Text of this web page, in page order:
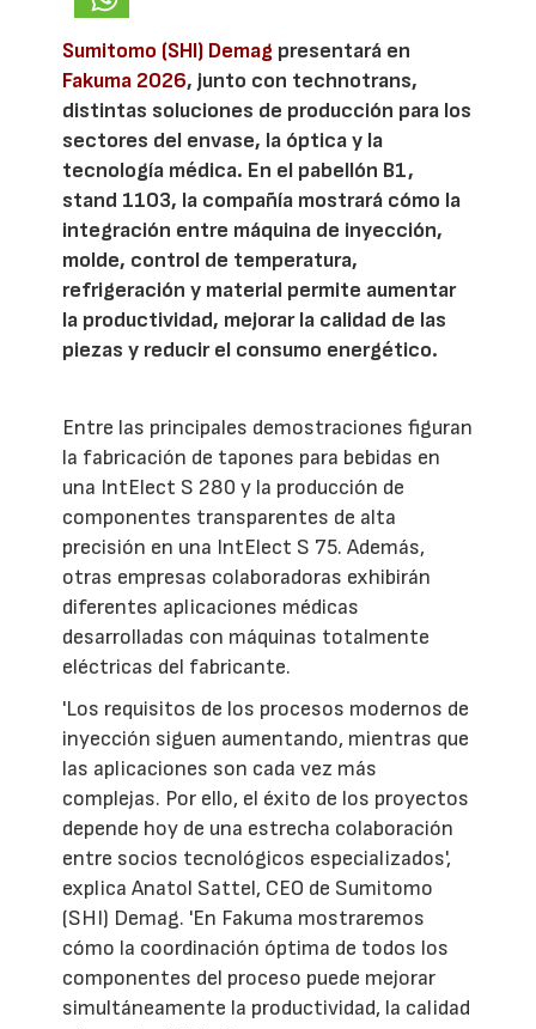
Sumitomo (SHI) Demag presentará en
Fakuma 2026, junto con technotrans,
distintas soluciones de producción para los
sectores del envase, la óptica y la
tecnología médica. En el pabellón B1,
stand 1103, la compañía mostrará cómo la
integración entre máquina de inyección,
molde, control de temperatura,
refrigeración y material permite aumentar
la productividad, mejorar la calidad de las
piezas y reducir el consumo energético.
Entre las principales demostraciones figuran
la fabricación de tapones para bebidas en
una IntElect S 280 y la producción de
componentes transparentes de alta
precisión en una IntElect S 75. Además,
otras empresas colaboradoras exhibirán
diferentes aplicaciones médicas
desarrolladas con máquinas totalmente
eléctricas del fabricante.
'Los requisitos de los procesos modernos de
inyección siguen aumentando, mientras que
las aplicaciones son cada vez más
complejas. Por ello, el éxito de los proyectos
depende hoy de una estrecha colaboración
entre socios tecnológicos especializados',
explica Anatol Sattel, CEO de Sumitomo
(SHI) Demag. 'En Fakuma mostraremos
cómo la coordinación óptima de todos los
componentes del proceso puede mejorar
simultáneamente la productividad, la calidad